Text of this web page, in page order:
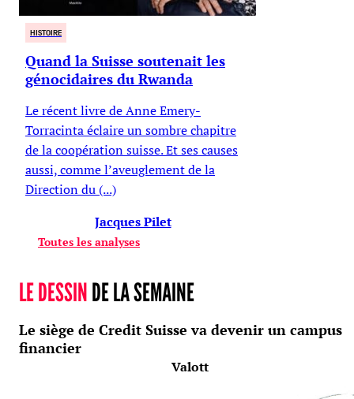
HISTOIRE
Quand la Suisse soutenait les
génocidaires du Rwanda
Le récent livre de Anne Emery-
Torracinta éclaire un sombre chapitre
de la coopération suisse. Et ses causes
aussi, comme l’aveuglement de la
Direction du (...)
Jacques Pilet
Toutes les analyses
LE DESSINDE LA SEMAINE
Le siège de Credit Suisse va devenir un campus
financier
Valott